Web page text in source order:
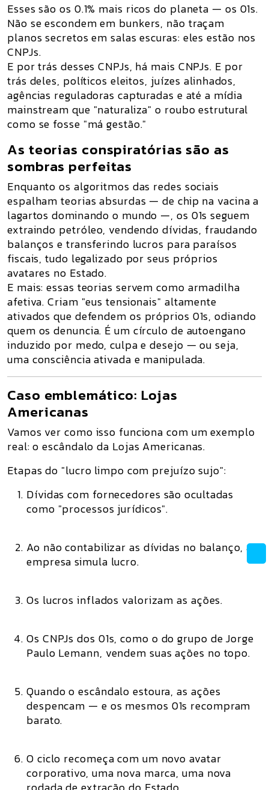
Esses são os 0.1% mais ricos do planeta — os 01s.
Não se escondem em bunkers, não traçam
planos secretos em salas escuras: eles estão nos
CNPJs.
E por trás desses CNPJs, há mais CNPJs. E por
trás deles, políticos eleitos, juízes alinhados,
agências reguladoras capturadas e até a mídia
mainstream que "naturaliza" o roubo estrutural
como se fosse "má gestão."
As teorias conspiratórias são as
sombras perfeitas
Enquanto os algoritmos das redes sociais
espalham teorias absurdas — de chip na vacina a
lagartos dominando o mundo —, os 01s seguem
extraindo petróleo, vendendo dívidas, fraudando
balanços e transferindo lucros para paraísos
fiscais, tudo legalizado por seus próprios
avatares no Estado.
E mais:essas teorias servem como armadilha
afetiva. Criam "eus tensionais" altamente
ativados que defendem os próprios 01s, odiando
quem os denuncia. É um círculo de autoengano
induzido por medo, culpa e desejo — ou seja,
uma consciência ativada e manipulada.
Caso emblemático: Lojas
Americanas
Vamos ver como isso funciona com um exemplo
real: o escândalo da Lojas Americanas.
Etapas do "lucro limpo com prejuízo sujo":
Dívidas com fornecedores são ocultadas
como "processos jurídicos".
Ao não contabilizar as dívidas no balanço, a
empresasimula lucro.
Os lucros inflados valorizam as ações.
Os CNPJs dos 01s, como o do grupo deJorge
Paulo Lemann, vendem suas ações no topo.
Quando o escândalo estoura,as ações
despencam — e os mesmos 01s recompram
barato.
O ciclo recomeça com um novo avatar
corporativo, uma nova marca, uma nova